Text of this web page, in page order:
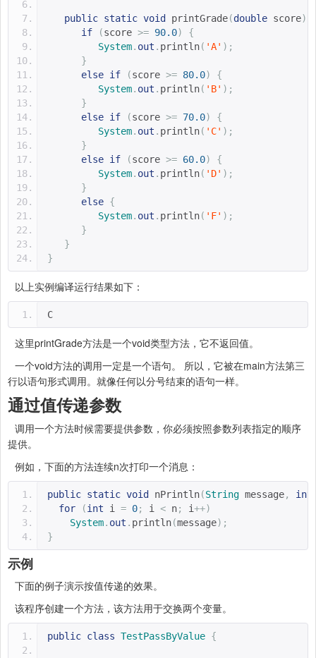
public static void printGrade(double score)
if
(score >= 90.0)
{
System. out . println( 'A' );
}
else if (score >= 80.0)
{
System. out . println( 'B' );
}
else if (score >= 70.0)
{
System. out . println( 'C' );
}
else if (score >= 60.0)
{
System. out . println( 'D' );
}
else {
System. out . println( 'F' );
}
}
}
以上实例编译运行结果如下：
C
这里printGrade方法是一个void类型方法，它不返回值。
一个void方法的调用一定是一个语句。 所以，它被在main方法第三
行以语句形式调用。就像任何以分号结束的语句一样。
通过值传递参数
调用一个方法时候需要提供参数，你必须按照参数列表指定的顺序
提供。
例如，下面的方法连续n次打印一个消息：
public static void nPrintln(String message, int
for
(int i = 0; i < n; i++)
System. out . println(message);
}
示例
下面的例子演示按值传递的效果。
该程序创建一个方法，该方法用于交换两个变量。
public class TestPassByValue {